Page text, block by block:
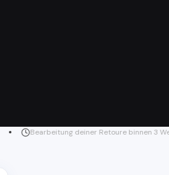
Bearbeitung deiner Retoure binnen 3